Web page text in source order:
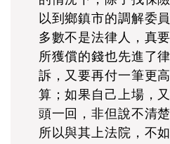
以到鄉鎮市的調解委
多數不是法律人，真
所獲償的錢也先進了
訴，又要再付一筆更
算；如果自己上場，
頭一回，非但說不清
所以與其上法院，不